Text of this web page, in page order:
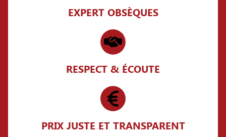
EXPERT OBSÈQUES
RESPECT & ÉCOUTE
PRIX JUSTE ET TRANSPARENT